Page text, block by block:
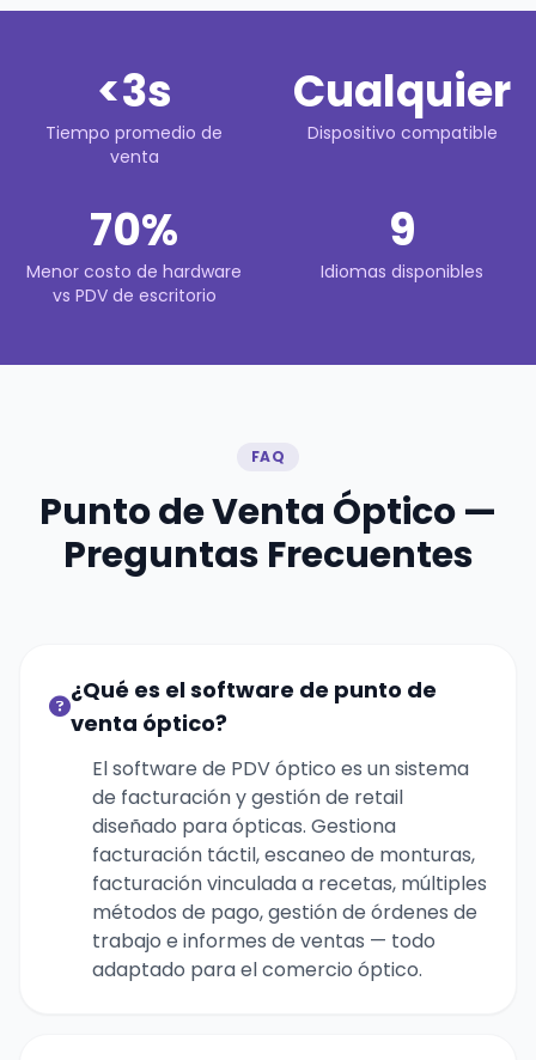
<3s
Tiempo promedio de
venta
Cualquier
Dispositivo compatible
70%
Menor costo de hardware
vs PDV de escritorio
9
Idiomas disponibles
FAQ
Punto de Venta Óptico —
Preguntas Frecuentes
¿Qué es el software de punto de
venta óptico?
El software de PDV óptico es un sistema
de facturación y gestión de retail
diseñado para ópticas. Gestiona
facturación táctil, escaneo de monturas,
facturación vinculada a recetas, múltiples
métodos de pago, gestión de órdenes de
trabajo e informes de ventas — todo
adaptado para el comercio óptico.